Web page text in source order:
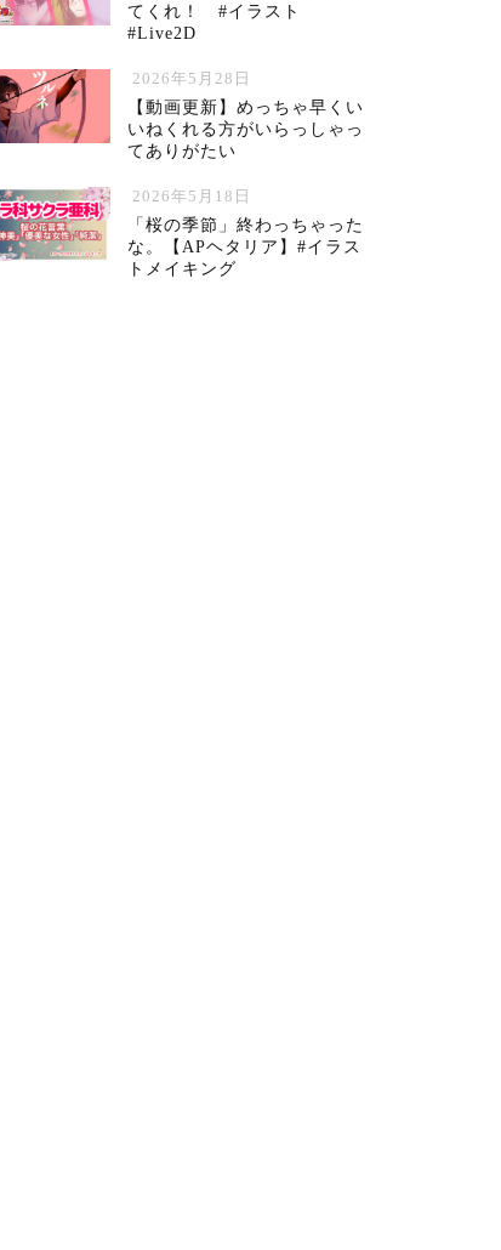
てくれ！ #イラスト
#Live2D
2026年5月28日
【動画更新】めっちゃ早くい
いねくれる方がいらっしゃっ
てありがたい
2026年5月18日
「桜の季節」終わっちゃった
な。【APヘタリア】#イラス
トメイキング